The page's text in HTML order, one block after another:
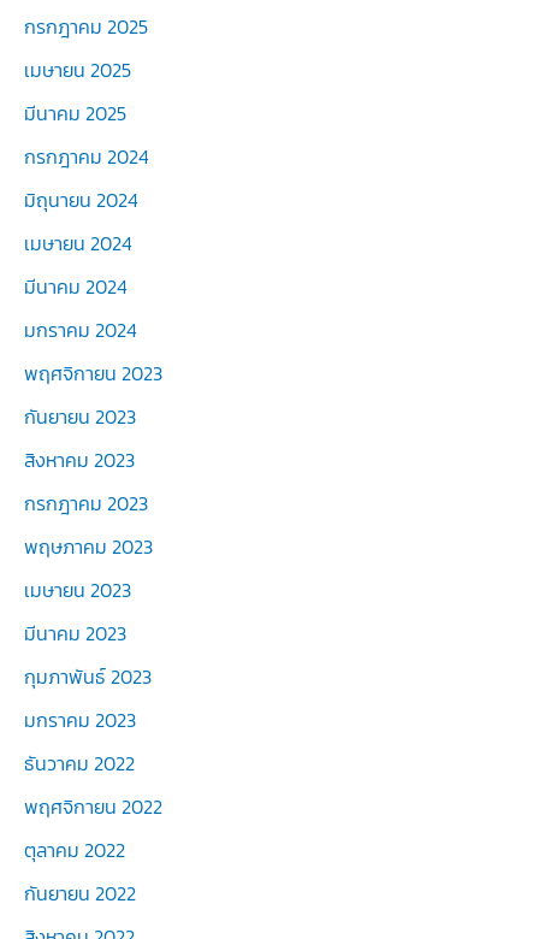
กรกฎาคม 2025
เมษายน 2025
มีนาคม 2025
กรกฎาคม 2024
มิถุนายน 2024
เมษายน 2024
มีนาคม 2024
มกราคม 2024
พฤศจิกายน 2023
กันยายน 2023
สิงหาคม 2023
กรกฎาคม 2023
พฤษภาคม 2023
เมษายน 2023
มีนาคม 2023
กุมภาพันธ์ 2023
มกราคม 2023
ธันวาคม 2022
พฤศจิกายน 2022
ตุลาคม 2022
กันยายน 2022